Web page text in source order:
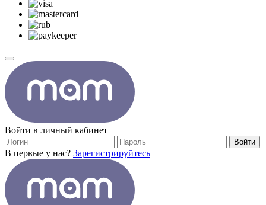
Войти в личный кабинет
Войти
В первые у нас? Зарегистрируйтесь